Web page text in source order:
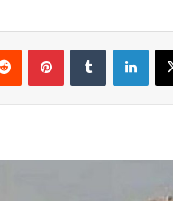
‫X لينكدإن